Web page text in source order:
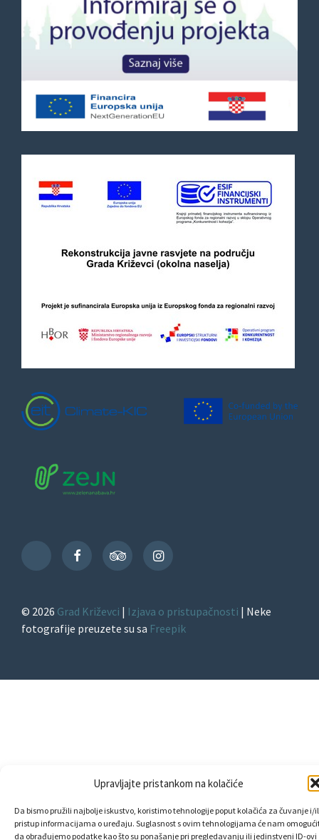
Upravljajte pristankom na kolačiće
Da bismo pružili najbolje iskustvo, koristimo tehnologije poput kolačića za čuvanje i/
pristup informacijama o uređaju. Suglasnost s ovim tehnologijama će nam
da obrađujemo podatke kao što su ponašanje pri pregledavanju ili jedinstveni ID-ovi
TikTok
FacebookTripAdvisorInstagram
© 2026 Grad Križevci | Izjava o pristupačnosti | Neke
fotografije preuzete su sa Freepik